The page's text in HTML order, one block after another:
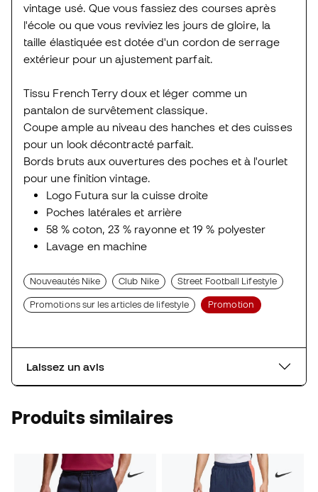
vintage usé. Que vous fassiez des courses après
l'école ou que vous reviviez les jours de gloire, la
taille élastiquée est dotée d'un cordon de serrage
extérieur pour un ajustement parfait.
Tissu French Terry doux et léger comme un
pantalon de survêtement classique.
Coupe ample au niveau des hanches et des cuisses
pour un look décontracté parfait.
Bords bruts aux ouvertures des poches et à l'ourlet
pour une finition vintage.
Logo Futura sur la cuisse droite
Poches latérales et arrière
58 % coton, 23 % rayonne et 19 % polyester
Lavage en machine
Nouveautés Nike Club Nike Street Football Lifestyle
Promotions sur les articles de lifestyle Promotion
Laissez un avis
Produits similaires